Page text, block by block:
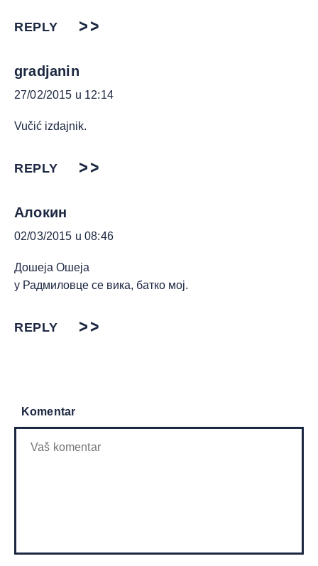
REPLY
gradjanin
27/02/2015 u 12:14
Vučić izdajnik.
REPLY
Алокин
02/03/2015 u 08:46
Дошеја Ошеја
у Радмиловце се вика, батко мој.
REPLY
Komentar